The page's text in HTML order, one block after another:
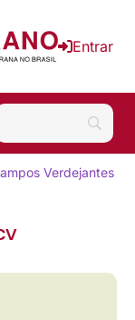
Entrar
Verdejantes